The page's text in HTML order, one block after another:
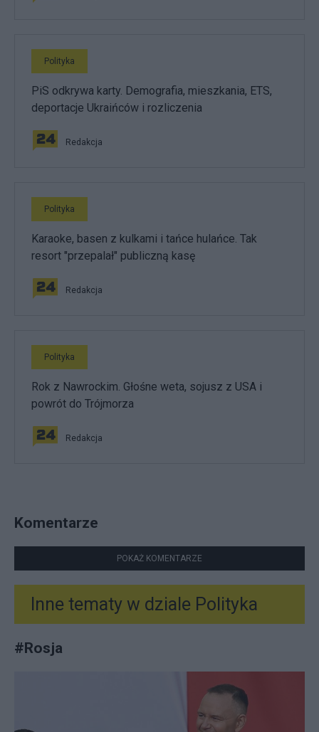
Polityka
PiS odkrywa karty. Demografia, mieszkania, ETS,
deportacje Ukraińców i rozliczenia
Redakcja
Polityka
Karaoke, basen z kulkami i tańce hulańce. Tak
resort "przepalał" publiczną kasę
Redakcja
Polityka
Rok z Nawrockim. Głośne weta, sojusz z USA i
powrót do Trójmorza
Redakcja
Komentarze
POKAŻ KOMENTARZE
Inne tematy w dziale Polityka
#Rosja